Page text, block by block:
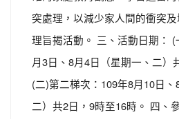
突處理，以減少家人間的衝突
理旨揭活動。 三、活動日期：
月3日、8月4日（星期一、二）
(二)第二梯次：109年8月10日、
二）共2日，9時至16時。 四、